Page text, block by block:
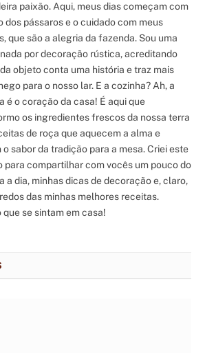
paixão. Aqui, meus dias começam com
dos pássaros e o cuidado com meus
que são a alegria da fazenda. Sou uma
por decoração rústica, acreditando
objeto conta uma história e traz mais
para o nosso lar. E a cozinha? Ah, a
é o coração da casa! É aqui que
os ingredientes frescos da nossa terra
de roça que aquecem a alma e
o sabor da tradição para a mesa. Criei este
para compartilhar com vocês um pouco do
a dia, minhas dicas de decoração e, claro,
das minhas melhores receitas.
que se sintam em casa!